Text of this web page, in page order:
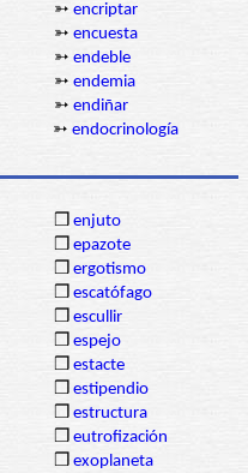
➳ encriptar
➳ encuesta
➳ endeble
➳ endemia
➳ endiñar
➳ endocrinología
❒ enjuto
❒ epazote
❒ ergotismo
❒ escatófago
❒ escullir
❒ espejo
❒ estacte
❒ estipendio
❒ estructura
❒ eutrofización
❒ exoplaneta